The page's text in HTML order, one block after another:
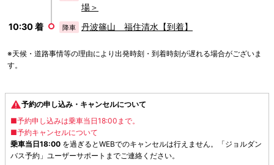
場＞
10:30 着
降車 丹波篠山 福住清水【到着】
※天候・道路事情等の理由により出発時刻・到着時刻が遅れる場合がございま
す。
予約の申し込み・キャンセルについて
■予約申し込みは乗車当日18:00まで。
■予約キャンセルについて
乗車当日18:00 を過ぎるとWEBでのキャンセルは行えません。「ジョルダン
バス予約」ユーザーサポートまでご連絡ください。